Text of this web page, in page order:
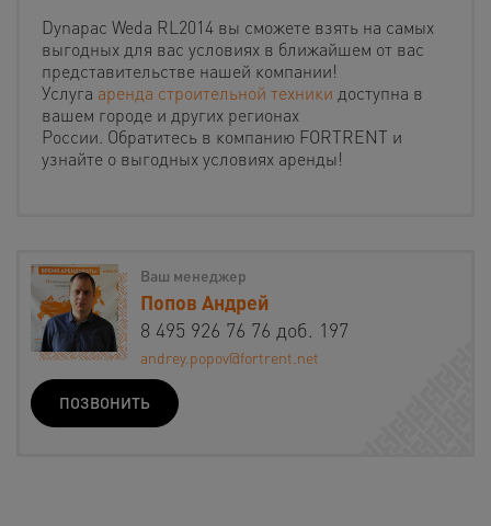
Dynapac Weda RL2014 вы сможете взять на самых
выгодных для вас условиях в ближайшем от вас
представительстве нашей компании!
Услуга аренда строительной техники доступна в
вашем городе и других регионах
России. Обратитесь в компанию FORTRENT и
узнайте о выгодных условиях аренды!
Ваш менеджер
Попов Андрей
8 495 926 76 76 доб. 197
andrey.popov@fortrent.net
ПОЗВОНИТЬ